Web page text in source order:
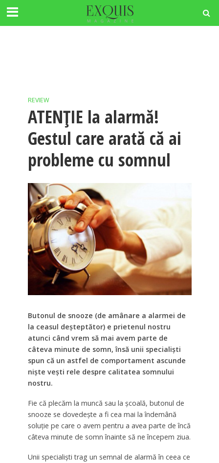
REVIEW
ATENŢIE la alarmă!
Gestul care arată că ai
probleme cu somnul
Butonul de snooze (de amânare a alarmei de
la ceasul deşteptător) e prietenul nostru
atunci când vrem să mai avem parte de
câteva minute de somn, însă unii specialişti
spun că un astfel de comportament ascunde
nişte veşti rele despre calitatea somnului
nostru.
Fie că plecăm la muncă sau la şcoală, butonul de
snooze se dovedeşte a fi cea mai la îndemână
soluţie pe care o avem pentru a avea parte de încă
câteva minute de somn înainte să ne începem ziua.
Unii specialişti trag un semnal de alarmă în ceea ce